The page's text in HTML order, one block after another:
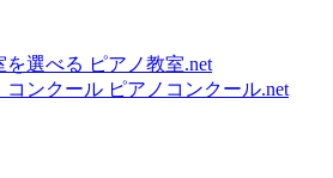
選べる ピアノ教室.net
ンクール ピアノコンクール.net